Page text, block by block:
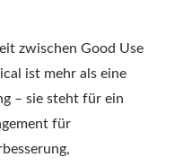
zwischen Good Use
ist mehr als eine
– sie steht für ein
für